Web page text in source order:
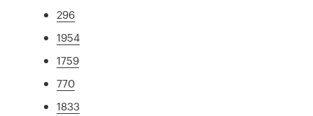
296
1954
1759
770
1833